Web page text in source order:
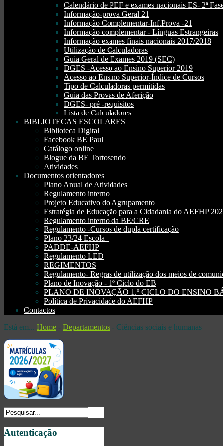
Calendário de PEF e exames nacionais ES- 2ª
Informação-prova Geral 21
Informação Complementar-Inf.Prova -21
Informação complementar - Línguas Estrangeiras
Informação exames finais nacionais 2017/2018
Utilização de Calculadoras
Guia Geral de Exames 2019 (SEC)
DGES -Acesso ao Ensino Superior 2019
Acesso ao Ensino Superior-Índice de Cursos
Tipo de Calculadoras permitidas
Guia das Provas de Aferição
DGES- pré -requisitos
Lista de Calculadores
BIBLIOTECAS ESCOLARES
Biblioteca Digital
Facebook BE Paul
Catálogo online
Blogue da BE Tortosendo
Atividades
Documentos orientadores
Plano Anual de Atividades
Regulamento interno
Projeto Educativo do Agrupamento
Estratégia de Educação para a Cidadania do AEFHP
Regulamento interno da BE/CRE
Regulamento -Cursos de dupla certificação
Plano 23/24 Escola+
PADDE-AEFHP
Regulamento LED
REGIMENTOS
Regulamento- Regras de utilização dos meios de
Plano de Inovação - 1º Ciclo do EB
PLANO DE INOVAÇÃO 1.º CICLO DO ENSINO
Política de Privacidade do AEFHP
Contactos
Está em... Home - Departamentos - Ciências sociais e humanas
Autenticação